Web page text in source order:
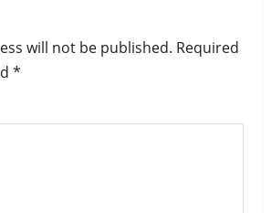
will not be published. Required
*